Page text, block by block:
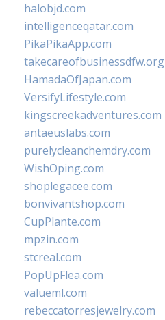
halobjd.com
intelligenceqatar.com
PikaPikaApp.com
takecareofbusinessdfw.org
HamadaOfJapan.com
VersifyLifestyle.com
kingscreekadventures.com
antaeuslabs.com
purelycleanchemdry.com
WishOping.com
shoplegacee.com
bonvivantshop.com
CupPlante.com
mpzin.com
stcreal.com
PopUpFlea.com
valueml.com
rebeccatorresjewelry.com